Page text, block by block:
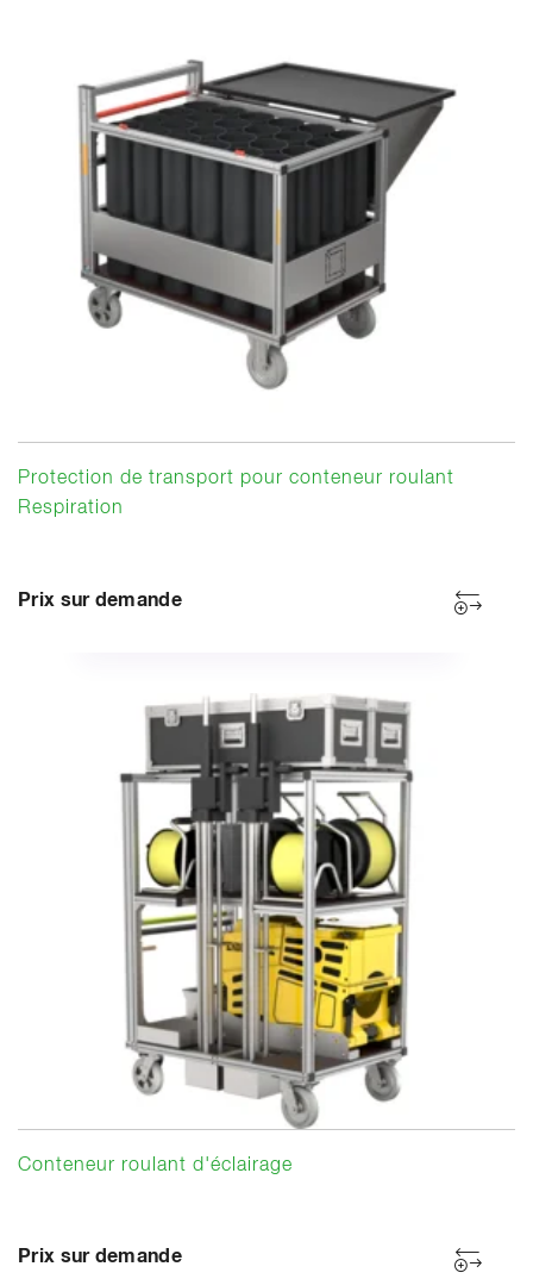
Protection de transport pour conteneur roulant
Respiration
Prix sur demande
Conteneur roulant d'éclairage
Prix sur demande